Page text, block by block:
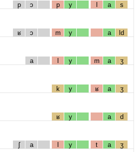
p ɔ p y l a s
ʁ ɔ m y a ld
a l y m a ʒ
k y ʁ a ʒ
ʁ y a d
ʃ a l y t a ʒ